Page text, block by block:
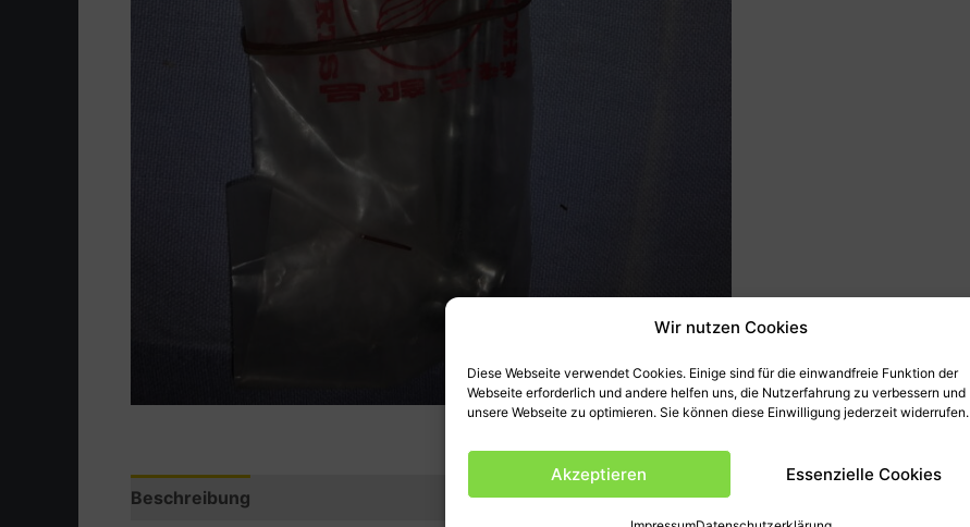
Wir nutzen Cookies
Diese Webseite verwendet Cookies. Einige sind für die einwandfreie Funktion der
Webseite erforderlich und andere helfen uns, die Nutzerfahrung zu verbessern und
unsere Webseite zu optimieren. Sie können diese Einwilligung jederzeit widerrufen.
Akzeptieren Essenzielle Cookies
Beschreibung Zusätzliche Informationen Produktsicherheit (GPSR)